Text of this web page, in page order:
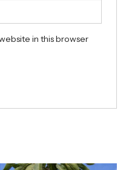
in this browser